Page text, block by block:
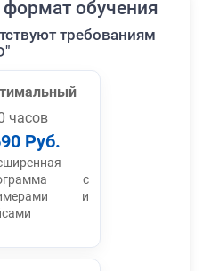
обучения
требованиям
часов
Руб.
с
и